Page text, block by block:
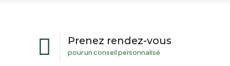
pour un conseil personnalisé
Prenez rendez-vous